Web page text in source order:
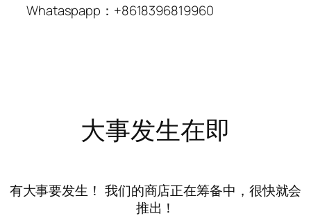
Whataspapp：+8618396819960
大事发生在即
有大事要发生！ 我们的商店正在筹备中，很快就会
推出！